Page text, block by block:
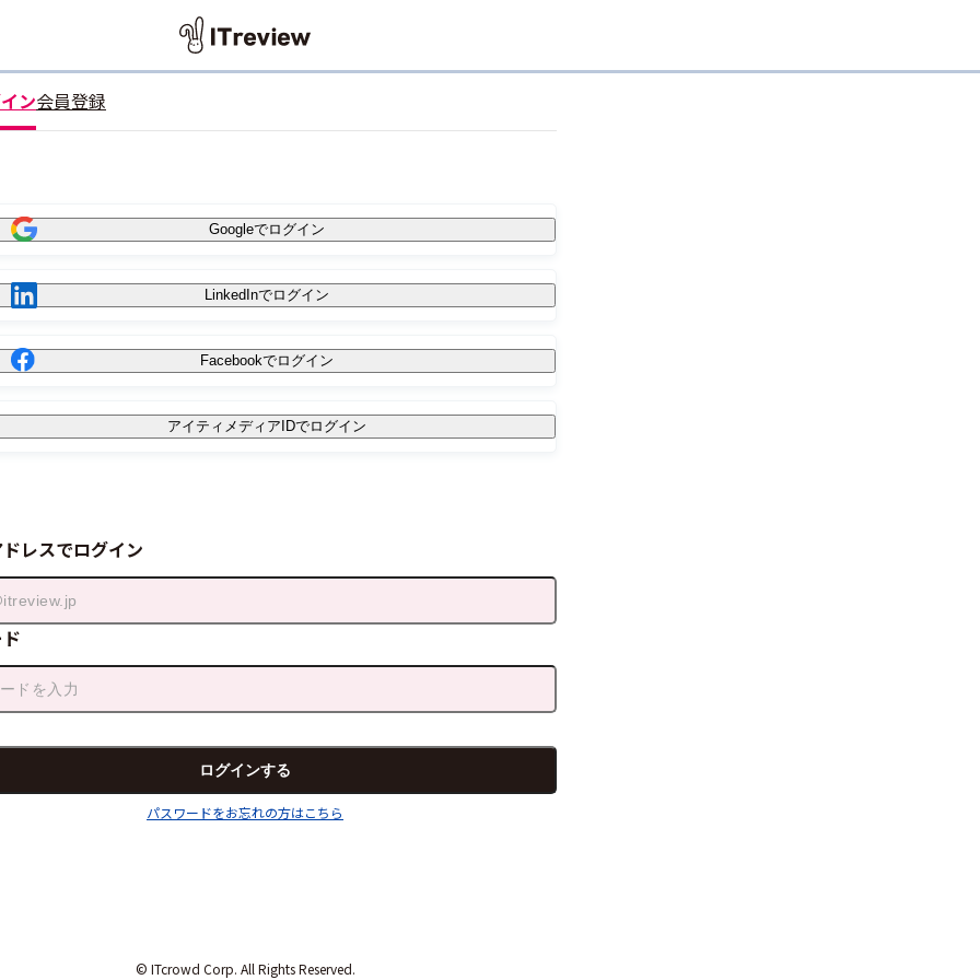
ン会員登録
Googleでログイン
LinkedInでログイン
Facebookでログイン
アイティメディアIDでログイン
レスでログイン
パスワードをお忘れの方はこちら
© ITcrowd Corp. All Rights Reserved.